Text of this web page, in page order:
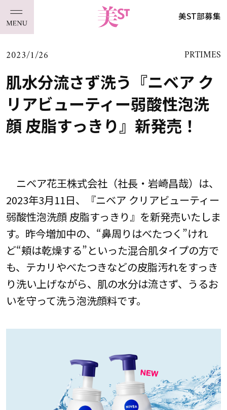
美ST部募集
2023/1/26 PRTIMES
肌水分流さず洗う『ニベア ク
リアビューティー弱酸性泡洗
顔 皮脂すっきり』新発売！
ニベア花王株式会社（社長・岩崎昌哉）は、
2023年3月11日、『ニベア クリアビューティー
弱酸性泡洗顔 皮脂すっきり』を新発売いたしま
す。昨今増加中の、“鼻周りはべたつく”けれ
ど“頬は乾燥する”といった混合肌タイプの方で
も、テカリやべたつきなどの皮脂汚れをすっき
り洗い上げながら、肌の水分は流さず、うるお
いを守って洗う泡洗顔料です。